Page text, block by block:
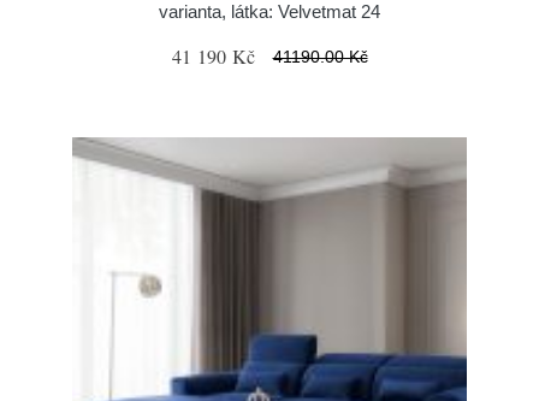
varianta, látka: Velvetmat 24
41 190 Kč 41190.00 Kč